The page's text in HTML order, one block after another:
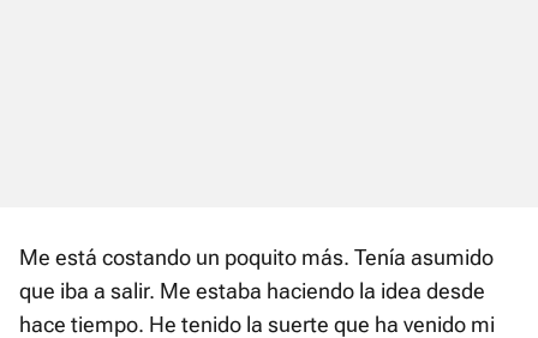
Me está costando un poquito más. Tenía asumido
que iba a salir. Me estaba haciendo la idea desde
hace tiempo. He tenido la suerte que ha venido mi